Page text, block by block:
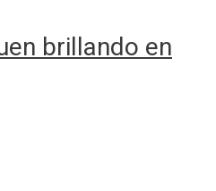
brillando en